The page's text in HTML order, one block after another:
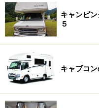
この車は同社の電気自
チウムイオンバッテリ
てもエアコンや冷蔵庫
を、バッテリーの残量
したもの。しかも
から、週末旅行には十分
キャンピ
５
キャブコ